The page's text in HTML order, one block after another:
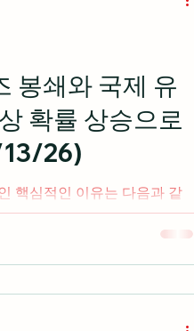
가 맞물리며 연방준비제도의
식 시장의 밸류에이션 하방
이 하루 만에 8880억 달러
도 및 운송주 등은 선방하는
시황 ▶ 알파벳, 테슬라 실적
국 증시는
봉쇄와 국제 유
확률 상승으로
13/26)
핵심적인 이유는 다음과 같
항구
행료 부과를 선언하며 지정학
기 급락 AI 반도체에
이트, 세일즈포스 등 소프트